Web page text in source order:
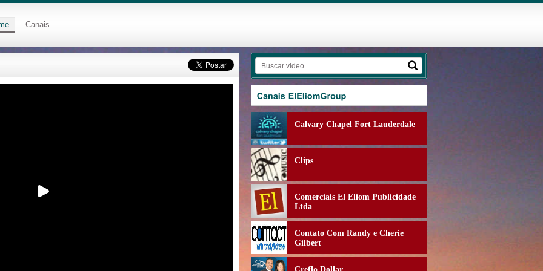
Canais
Calvary Chapel Fort Lauderdale
Clips
Comerciais El Eliom Publicidade
Ltda
Contato Com Randy e Cherie
Gilbert